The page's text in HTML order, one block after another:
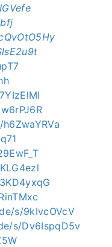
s/9kIvcOVcV
s/Dv6IspqD5v